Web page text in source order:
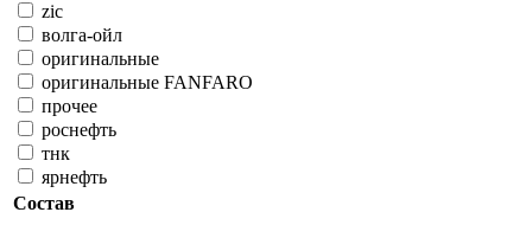
zic
волга-ойл
оригинальные
оригинальные FANFARO
прочее
роснефть
тнк
ярнефть
Состав